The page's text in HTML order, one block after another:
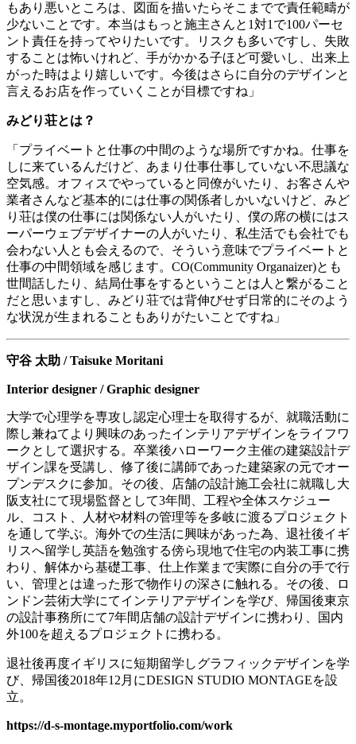
もあり悪いところは、図面を描いたらそこまでで責任範疇が
少ないことです。本当はもっと施主さんと 1対1 で100パーセ
ント責任を持ってやりたいです。リスクも多いですし、失敗
することは怖いけれど、手がかかる子ほど可愛いし、出来上
がった時はより嬉しいです。今後はさらに自分のデザインと
言えるお店を作っていくことが目標ですね」
みどり荘とは？
「プライベートと仕事の中間のような場所ですかね。仕事を
しに来ているんだけど、あまり仕事仕事していない不思議な
空気感。オフィスでやっていると同僚がいたり、お客さんや
業者さんなど基本的には仕事の関係者しかいないけど、みど
り荘は僕の仕事には関係ない人がいたり、僕の席の横にはス
ーパーウェブデザイナーの人がいたり、私生活でも会社でも
会わない人とも会えるので、そういう意味でプライベートと
仕事の中間領域を感じます。 CO(Community Organaizer)とも
世間話したり、結局仕事をするということは人と繋がること
だと思いますし、みどり荘では背伸びせず日常的にそのよう
な状況が生まれることもありがたいことですね」
守谷 太助 / Taisuke Moritani
Interior designer / Graphic designer
大学で心理学を専攻し認定心理士を取得するが、就職活動に
際し兼ねてより興味のあったインテリアデザインをライフワ
ークとして選択する。卒業後ハローワーク主催の建築設計デ
ザイン課を受講し、修了後に講師であった建築家の元でオー
プンデスクに参加。その後、店舗の設計施工会社に就職し大
阪支社にて現場監督として3年間、工程や全体スケジュー
ル、コスト、人材や材料の管理等を多岐に渡るプロジェクト
を通して学ぶ。海外での生活に興味があった為、退社後イギ
リスへ留学し英語を勉強する傍ら現地で住宅の内装工事に携
わり、解体から基礎工事、仕上作業まで実際に自分の手で行
い、管理とは違った形で物作りの深さに触れる。その後、ロ
ンドン芸術大学にてインテリアデザインを学び、帰国後東京
の設計事務所にて7年間店舗の設計デザインに携わり、国内
外100を超えるプロジェクトに携わる。
退社後再度イギリスに短期留学しグラフィックデザインを学
び、帰国後2018年12 月にDESIGN STUDIO MONTAGEを設
立。
https://d-s-montage.myportfolio.com/work